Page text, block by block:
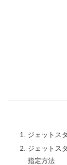
ジェットス
ジェットス
指定方法